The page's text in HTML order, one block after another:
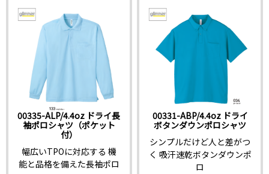
00335-ALP/4.4oz ドライ長
袖ポロシャツ（ポケット
付）
幅広いTPOに対応する 機
能と品格を備えた長袖ポロ
00331-ABP/4.4oz ドライ
ボタンダウンポロシャツ
シンプルだけど人と差がつ
く 吸汗速乾ボタンダウンポ
ロ